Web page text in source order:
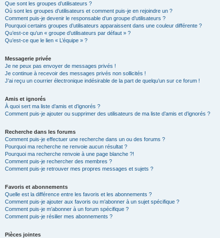
Que sont les groupes d’utilisateurs ?
Où sont les groupes d’utilisateurs et comment puis-je en rejoindre un ?
Comment puis-je devenir le responsable d’un groupe d’utilisateurs ?
Pourquoi certains groupes d’utilisateurs apparaissent dans une couleur différente ?
Qu’est-ce qu’un « groupe d’utilisateurs par défaut » ?
Qu’est-ce que le lien « L’équipe » ?
Messagerie privée
Je ne peux pas envoyer de messages privés !
Je continue à recevoir des messages privés non sollicités !
J’ai reçu un courrier électronique indésirable de la part de quelqu’un sur ce forum !
Amis et ignorés
À quoi sert ma liste d’amis et d’ignorés ?
Comment puis-je ajouter ou supprimer des utilisateurs de ma liste d’amis et d’ignorés ?
Recherche dans les forums
Comment puis-je effectuer une recherche dans un ou des forums ?
Pourquoi ma recherche ne renvoie aucun résultat ?
Pourquoi ma recherche renvoie à une page blanche ?!
Comment puis-je rechercher des membres ?
Comment puis-je retrouver mes propres messages et sujets ?
Favoris et abonnements
Quelle est la différence entre les favoris et les abonnements ?
Comment puis-je ajouter aux favoris ou m’abonner à un sujet spécifique ?
Comment puis-je m’abonner à un forum spécifique ?
Comment puis-je résilier mes abonnements ?
Pièces jointes